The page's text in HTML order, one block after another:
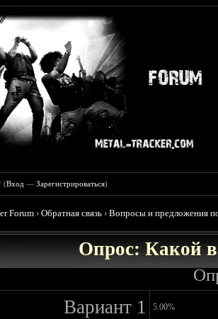
(Вход —Зарегистрироваться)
Forum ›Обратная связь ›Вопросы и предложения
Опрос: Какой
Вариант 1 5.00%